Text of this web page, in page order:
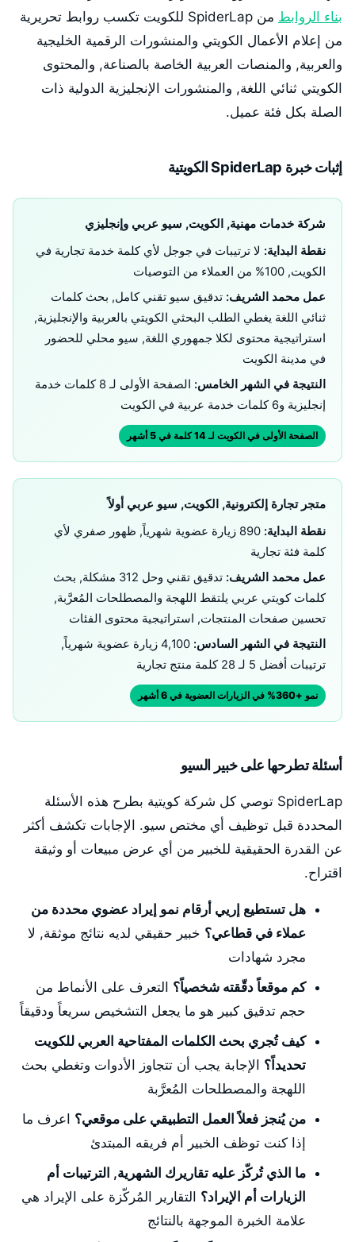
بناء الروابط
من SpiderLap للكويت تكسب روابط تحريرية
من إعلام الأعمال الكويتي والمنشورات الرقمية الخليجية
والعربية, والمنصات العربية الخاصة بالصناعة, والمحتوى
الكويتي ثنائي اللغة, والمنشورات الإنجليزية الدولية ذات
الصلة بكل فئة عميل.
إثبات خبرة SpiderLap الكويتية
شركة خدمات مهنية, الكويت, سيو عربي وإنجليزي
نقطة البداية: لا ترتيبات في جوجل لأي كلمة خدمة تجارية في
الكويت, 100% من العملاء من التوصيات
عمل محمد الشريف: تدقيق سيو تقني كامل, بحث كلمات
ثنائي اللغة يغطي الطلب البحثي الكويتي بالعربية والإنجليزية,
استراتيجية محتوى لكلا جمهوري اللغة, سيو محلي للحضور
في مدينة الكويت
النتيجة في الشهر الخامس:
الصفحة الأولى لـ 8 كلمات خدمة
إنجليزية و6 كلمات خدمة عربية في الكويت
الصفحة الأولى في الكويت لـ 14 كلمة في 5 أشهر
متجر تجارة إلكترونية, الكويت, سيو عربي أولاً
نقطة البداية:
890 زيارة عضوية شهرياً, ظهور صفري لأي
كلمة فئة تجارية
عمل محمد الشريف:
تدقيق تقني وحل 312 مشكلة, بحث
كلمات كويتي عربي يلتقط اللهجة والمصطلحات المُعرَّبة,
تحسين صفحات المنتجات, استراتيجية محتوى الفئات
النتيجة في الشهر السادس:
4,100 زيارة عضوية شهرياً,
ترتيبات أفضل 5 لـ 28 كلمة منتج تجارية
نمو +360% في الزيارات العضوية في 6 أشهر
أسئلة تطرحها على خبير السيو
SpiderLap توصي كل شركة كويتية بطرح هذه الأسئلة
المحددة قبل توظيف أي مختص سيو. الإجابات تكشف أكثر
عن القدرة الحقيقية للخبير من أي عرض مبيعات أو وثيقة
اقتراح.
هل تستطيع إريي أرقام نمو إيراد عضوي محددة من
عملاء في قطاعي؟ خبير حقيقي لديه نتائج موثقة, لا
مجرد شهادات
كم موقعاً دقّقته شخصياً؟ التعرف على الأنماط من
حجم تدقيق كبير هو ما يجعل التشخيص سريعاً ودقيقاً
كيف تُجري بحث الكلمات المفتاحية العربي للكويت
تحديداً؟ الإجابة يجب أن تتجاوز الأدوات وتغطي بحث
اللهجة والمصطلحات المُعرَّبة
من يُنجز فعلاً العمل التطبيقي على موقعي؟ اعرف ما
إذا كنت توظف الخبير أم فريقه المبتدئ
ما الذي تُركّز عليه تقاريرك الشهرية, الترتيبات أم
الزيارات أم الإيراد؟ التقارير المُركّزة على الإيراد هي
علامة الخبرة الموجهة بالنتائج